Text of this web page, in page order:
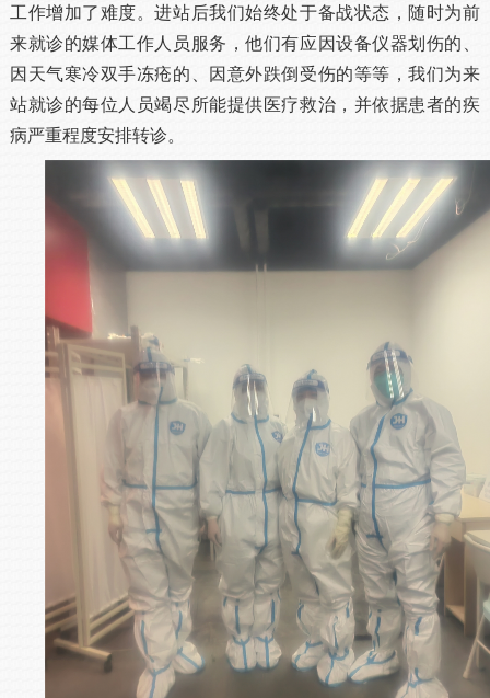
工作增加了难度。进站后我们始终处于备战状态，随时为前
来就诊的媒体工作人员服务，他们有应因设备仪器划伤的、
因天气寒冷双手冻疮的、因意外跌倒受伤的等等，我们为来
站就诊的每位人员竭尽所能提供医疗救治，并依据患者的疾
病严重程度安排转诊。